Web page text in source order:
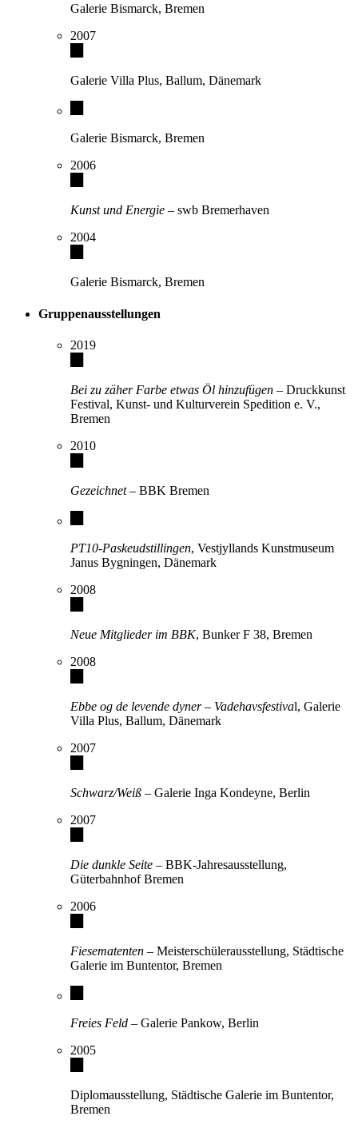
Galerie Bismarck, Bremen
2007
Galerie Villa Plus, Ballum, Dänemark
Galerie Bismarck, Bremen
2006
Kunst und Energie – swb Bremerhaven
2004
Galerie Bismarck, Bremen
Gruppenausstellungen
2019
Bei zu zäher Farbe etwas Öl hinzufügen – Druckkunst
Festival, Kunst- und Kulturverein Spedition e. V.,
Bremen
2010
Gezeichnet– BBK Bremen
PT10-Paskeudstillingen, Vestjyllands Kunstmuseum
Janus Bygningen, Dänemark
2008
Neue Mitglieder im BBK, Bunker F 38, Bremen
2008
Ebbe og de levende dyner – Vadehavsfestival, Galerie
Villa Plus, Ballum, Dänemark
2007
Schwarz/Weiß – Galerie Inga Kondeyne, Berlin
2007
Die dunkle Seite – BBK-Jahresausstellung,
Güterbahnhof Bremen
2006
Fiesematenten – Meisterschülerausstellung, Städtische
Galerie im Buntentor, Bremen
Freies Feld – Galerie Pankow, Berlin
2005
Diplomausstellung, Städtische Galerie im Buntentor,
Bremen